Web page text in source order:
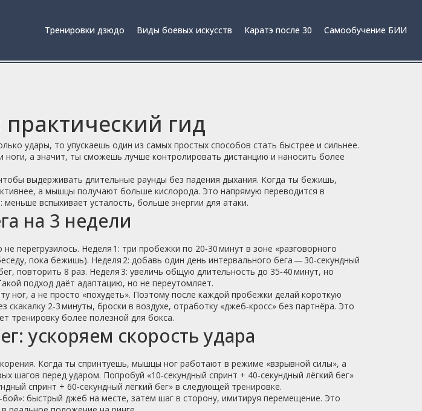
Тренировки дзюдо Виды боевых искусств Каратэ после 30 Самообучение БИИ
практический гид
удары, то упускаешь один из самых простых способов стать быстрее и сильнее.
ноги, а значит, ты сможешь лучше контролировать дистанцию и наносить более
выдерживать длительные раунды без падения дыхания. Когда ты бежишь,
а мышцы получают больше кислорода. Это напрямую переводится в
вспыхивает усталость, больше энергии для атаки.
на 3 недели
перегрузилось. Неделя 1: три пробежки по 20‑30 минут в зоне «разговорного
пока бежишь). Неделя 2: добавь один день интервального бега — 30‑секундный
повторить 8 раз. Неделя 3: увеличь общую длительность до 35‑40 минут, но
подход даёт адаптацию, но не переутомляет.
ног, а не просто «похудеть». Поэтому после каждой пробежки делай короткую
скакалку 2‑3 минуты, броски в воздухе, отработку «джеб‑кросс» без партнёра. Это
тренировку более полезной для бокса.
ускоряем скорость удара
Когда ты спринтуешь, мышцы ног работают в режиме «взрывной силы», а
шагов перед ударом. Попробуй «10‑секундный спринт + 40‑секундный лёгкий бег»
спринт + 60‑секундный лёгкий бег» в следующей тренировке.
быстрый джеб на месте, затем шаг в сторону, имитируя перемещение. Это